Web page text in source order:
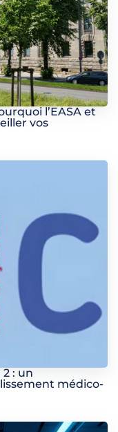
l’EASA et
vos
: un
médico-